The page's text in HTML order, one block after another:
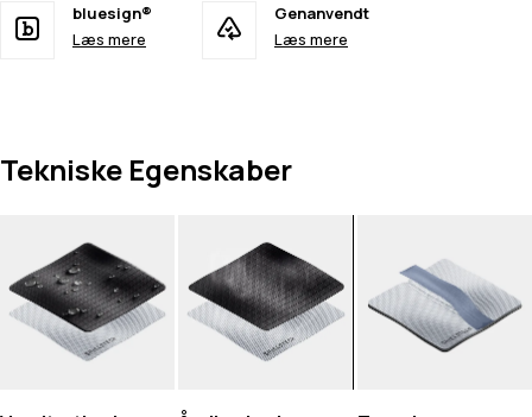
bluesign®
Læs mere
Genanvendt
Læs mere
Tekniske Egenskaber